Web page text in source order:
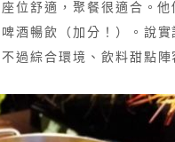
位舒適，聚餐很適合。他
酒暢飲（加分！）。說
過綜合環境、飲料甜點